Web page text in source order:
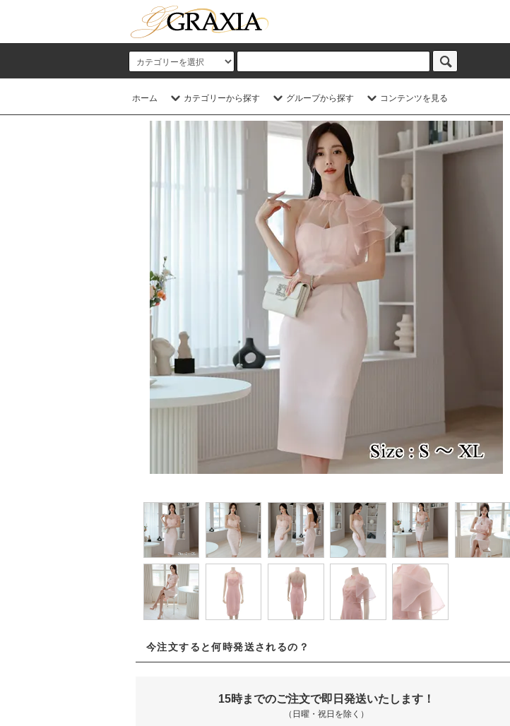
ホーム カテゴリーから探す グループから探す コンテンツを見る
今注文すると何時発送されるの？
15時までのご注文で即日発送いたします！
（日曜・祝日を除く）